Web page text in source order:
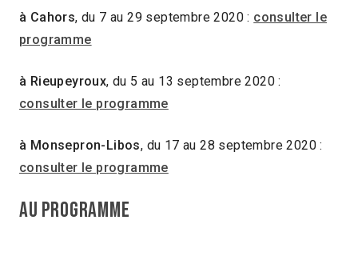
à Cahors, du 7 au 29 septembre 2020 : consulter le
programme
à Rieupeyroux, du 5 au 13 septembre 2020 :
consulter le programme
à Monsepron-Libos, du 17 au 28 septembre 2020 :
consulter le programme
AU PROGRAMME